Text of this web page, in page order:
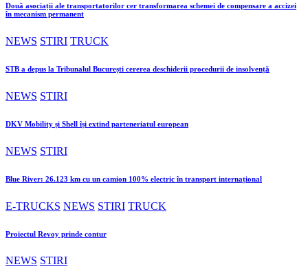
Două asociații ale transportatorilor cer transformarea schemei de compensare a accizei
în mecanism permanent
NEWS STIRI TRUCK
STB a depus la Tribunalul București cererea deschiderii procedurii de insolvență
NEWS STIRI
DKV Mobility și Shell își extind parteneriatul european
NEWS STIRI
Blue River: 26.123 km cu un camion 100% electric în transport internațional
E-TRUCKS NEWS STIRI TRUCK
Proiectul Revoy prinde contur
NEWS STIRI